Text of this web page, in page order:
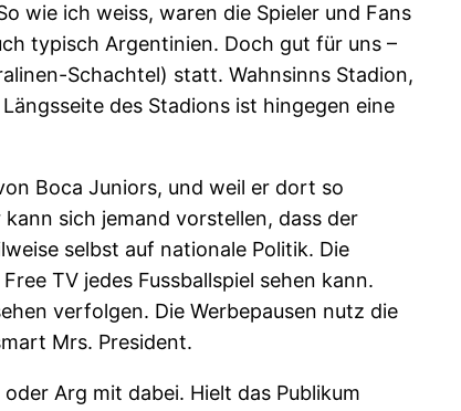
wie ich weiss, waren die Spieler und Fans
typisch Argentinien. Doch gut für uns –
Schachtel) statt. Wahnsinns Stadion,
des Stadions ist hingegen eine
Boca Juniors, und weil er dort so
sich jemand vorstellen, dass der
selbst auf nationale Politik. Die
TV jedes Fussballspiel sehen kann.
verfolgen. Die Werbepausen nutz die
Mrs. President.
Arg mit dabei. Hielt das Publikum